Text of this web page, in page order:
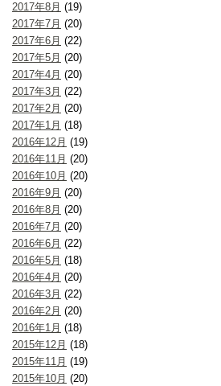
2017年8月 (19)
2017年7月 (20)
2017年6月 (22)
2017年5月 (20)
2017年4月 (20)
2017年3月 (22)
2017年2月 (20)
2017年1月 (18)
2016年12月 (19)
2016年11月 (20)
2016年10月 (20)
2016年9月 (20)
2016年8月 (20)
2016年7月 (20)
2016年6月 (22)
2016年5月 (18)
2016年4月 (20)
2016年3月 (22)
2016年2月 (20)
2016年1月 (18)
2015年12月 (18)
2015年11月 (19)
2015年10月 (20)